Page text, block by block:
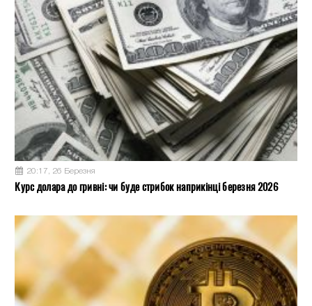
20:17, 26 Березня
Курс долара до гривні: чи буде стрибок наприкінці березня 2026